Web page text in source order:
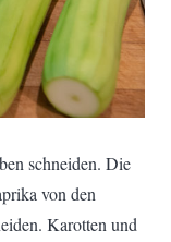
schneiden. Die
von den
Karotten und